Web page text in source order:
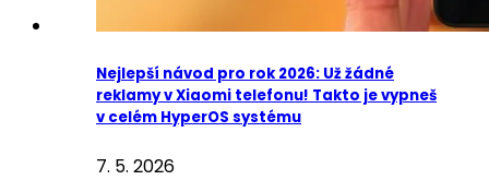
Nejlepší návod pro rok 2026: Už žádné
reklamy v Xiaomi telefonu! Takto je vypneš
v celém HyperOS systému
7. 5. 2026